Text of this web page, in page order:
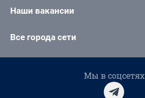
Наши вакансии
Все города сети
Мы в соцсетях